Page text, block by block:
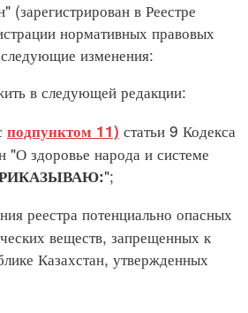
(зарегистрирован в Реестре
нормативных правовых
изменения:
в следующей редакции:
подпунктом 11) статьи 9 Кодекса
"О здоровье народа и системе
";
реестра потенциально опасных
веществ, запрещенных к
Казахстан, утвержденных